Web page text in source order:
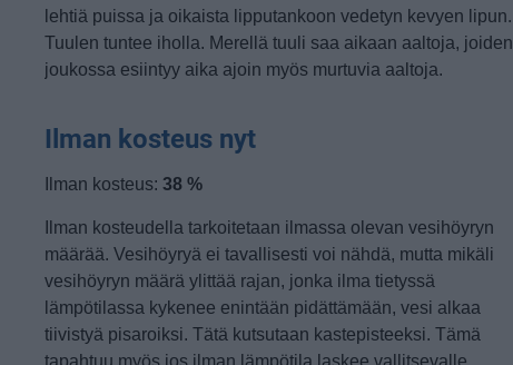
lehtiä puissa ja oikaista lipputankoon vedetyn kevyen lipun.
Tuulen tuntee iholla. Merellä tuuli saa aikaan aaltoja, joiden
joukossa esiintyy aika ajoin myös murtuvia aaltoja.
Ilman kosteus nyt
Ilman kosteus:38 %
Ilman kosteudella tarkoitetaan ilmassa olevan vesihöyryn
määrää. Vesihöyryä ei tavallisesti voi nähdä, mutta mikäli
vesihöyryn määrä ylittää rajan, jonka ilma tietyssä
lämpötilassa kykenee enintään pidättämään, vesi alkaa
tiivistyä pisaroiksi. Tätä kutsutaan kastepisteeksi. Tämä
tapahtuu myös jos ilman lämpötila laskee vallitsevalle